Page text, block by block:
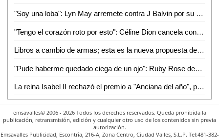
"Soy una loba": Lyn May arremete contra J Balvin por su polémica canción "Perra"; video se hace viral
"Tengo el corazón roto por esto": Céline Dion cancela conciertos tras sufrir ataque de espasmos
Libros a cambio de armas; esta es la nueva propuesta del gobierno de la CDMX
"Pude haberme quedado ciega de un ojo": Ruby Rose denuncia maltratos en ´Batwoman´
La reina Isabel II rechazó el premio a "Anciana del año", por esta razón
emsavalles© 2006 - 2026 Todos los derechos reservados. Queda prohibida la
publicación, retransmisión, edición y cualquier otro uso de los contenidos sin previa
autorización.
Emsavalles Publicidad, Escontría, 216-A, Zona Centro, Ciudad Valles, S.L.P. Tel:481-382-